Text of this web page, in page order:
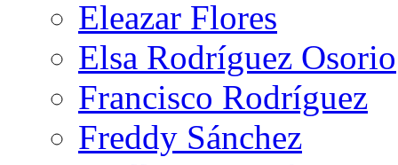
Eleazar Flores
Elsa Rodríguez Osorio
Francisco Rodríguez
Freddy Sánchez